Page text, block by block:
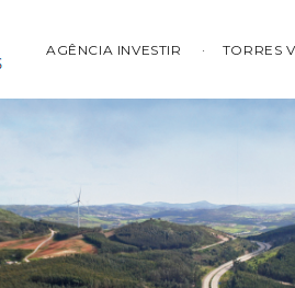
AGÊNCIA INVESTIR TORRES